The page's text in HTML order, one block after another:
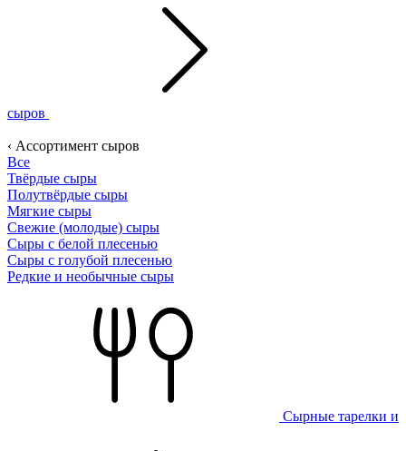
сыров
‹ Ассортимент сыров
Все
Твёрдые сыры
Полутвёрдые сыры
Мягкие сыры
Свежие (молодые) сыры
Сыры с белой плесенью
Сыры с голубой плесенью
Редкие и необычные сыры
Сырные тарелки и